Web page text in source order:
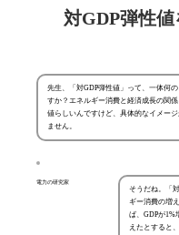
対GDP弾性値
先生、「対GDP弾性値」って、一体何
すか？エネルギー消費と経済成長の関
値らしいんですけど、具体的なイメー
ません。
電力の研究家
そうだね。「
ギー消費の増
ば、GDPが1%
えたとすると